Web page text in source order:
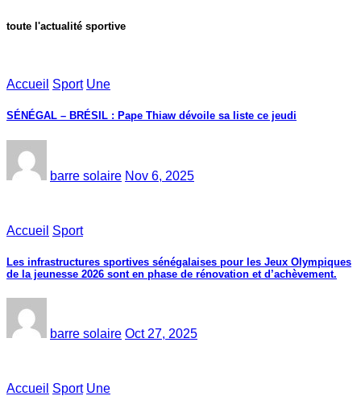
toute l'actualité sportive
Accueil Sport Une
SÉNÉGAL – BRÉSIL : Pape Thiaw dévoile sa liste ce jeudi
barre solaire Nov 6, 2025
Accueil Sport
Les infrastructures sportives sénégalaises pour les Jeux Olympiques
de la jeunesse 2026 sont en phase de rénovation et d’achèvement.
barre solaire Oct 27, 2025
Accueil Sport Une